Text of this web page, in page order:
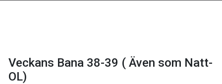
Veckans Bana 38-39 ( Även som Natt-
OL)